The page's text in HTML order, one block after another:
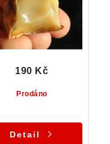
Prodáno
190 Kč
Detail